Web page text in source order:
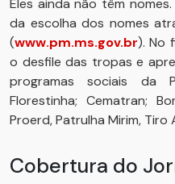
Eles ainda não têm
da escolha dos nomes
(www.pm.ms.gov.br). No
o desfile das tropas e
programas sociais da
Florestinha; Cematran;
Proerd, Patrulha Mirim,
Cobertura do